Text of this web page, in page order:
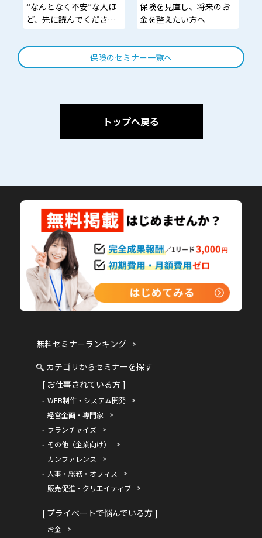
“なんとなく不安”な人ほ
ど、先に読んでくださ
生命保険の見直しだけで
は、あなたのお金の不安
と整理。今の不安を、こ
保険を見直し、将来のお
金を整えたい方へ
保険のセミナー一覧へ
トップへ戻る
無料セミナーランキング
カテゴリからセミナーを探す
[ お仕事されている方 ]
WEB制作・システム開発
経営企画・専門家
フランチャイズ
その他（企業向け）
カンファレンス
人事・総務・オフィス
販売促進・クリエイティブ
[ プライベートで悩んでいる方 ]
お金